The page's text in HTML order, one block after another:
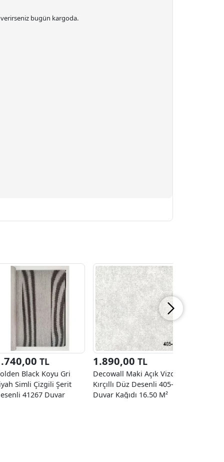
bugün kargoda.
TL
Black Koyu Gri
Simli Çizgili Şerit
41267 Duvar
1.890,00 TL
Decowall Maki Açık Vizon
Kırçıllı Düz Desenli 405-01
Duvar Kağıdı 16.50 M²